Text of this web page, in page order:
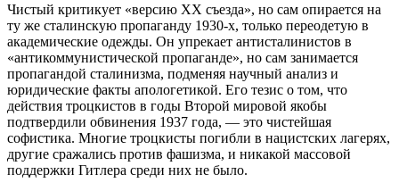
Чистый критикует «версию XX съезда», но сам опирается на
ту же сталинскую пропаганду 1930‑х, только переодетую в
академические одежды. Он упрекает антисталинистов в
«антикоммунистической пропаганде», но сам занимается
пропагандой сталинизма, подменяя научный анализ и
юридические факты апологетикой. Его тезис о том, что
действия троцкистов в годы Второй мировой якобы
подтвердили обвинения 1937 года, — это чистейшая
софистика. Многие троцкисты погибли в нацистских лагерях,
другие сражались против фашизма, и никакой массовой
поддержки Гитлера среди них не было.